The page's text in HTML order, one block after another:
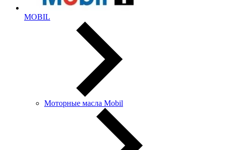
MOBIL
Моторные масла Mobil